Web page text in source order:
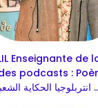
Enseignante
podcasts :